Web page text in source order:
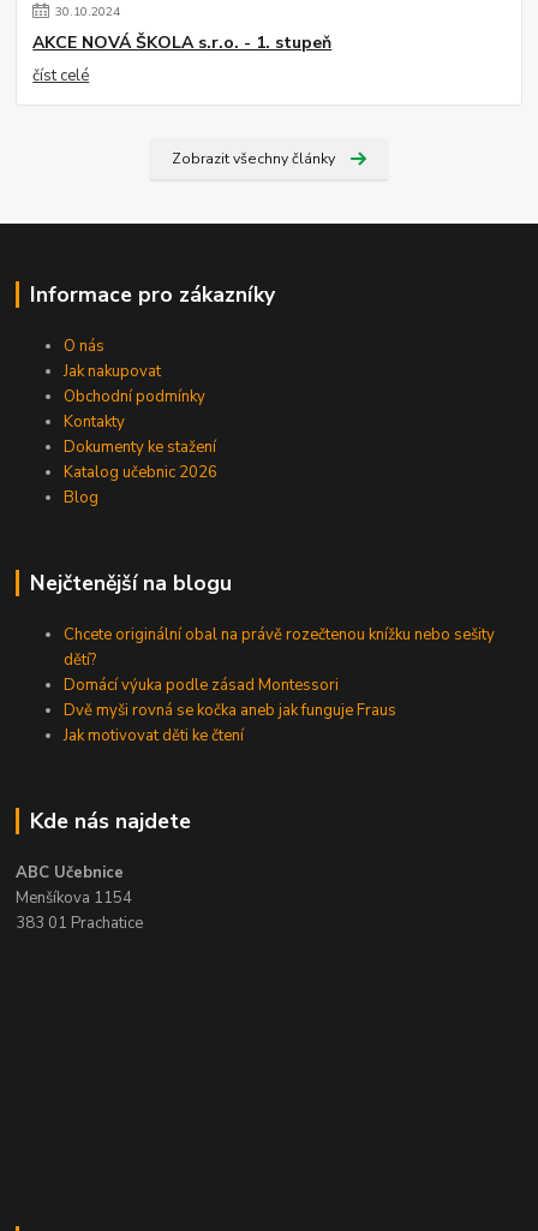
30.10.2024
AKCE NOVÁ ŠKOLA s.r.o. - 1. stupeň
číst celé
Zobrazit všechny články
Informace pro zákazníky
O nás
Jak nakupovat
Obchodní podmínky
Kontakty
Dokumenty ke stažení
Katalog učebnic 2026
Blog
Nejčtenější na blogu
Chcete originální obal na právě rozečtenou knížku nebo sešity
dětí?
Domácí výuka podle zásad Montessori
Dvě myši rovná se kočka aneb jak funguje Fraus
Jak motivovat děti ke čtení
Kde nás najdete
ABC Učebnice
Menšíkova 1154
383 01 Prachatice